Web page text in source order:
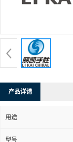
产品详请
用途
型号